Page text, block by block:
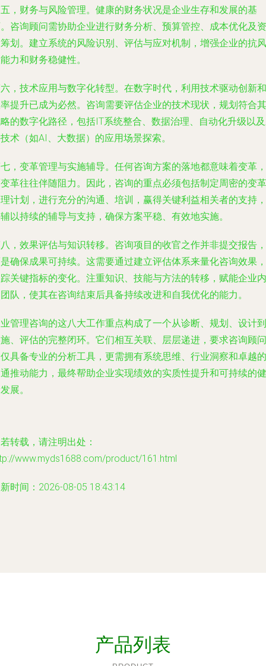
，财务与风险管理。健康的财务状况是企业生存和发展的基
咨询顾问需协助企业进行财务分析、预算管控、成本优化及资
划。建立系统的风险识别、评估与应对机制，增强企业的抗风
力和财务稳健性。
，技术应用与数字化转型。在数字时代，利用技术驱动创新和
提升已成为必然。咨询需要评估企业的技术现状，规划符合其
的数字化路径，包括IT系统整合、数据治理、自动化升级以
术（如AI、大数据）的应用场景探索。
，变革管理与实施辅导。任何咨询方案的落地都意味着变革，
革往往伴随阻力。因此，咨询的重点必须包括制定周密的变革
计划，进行充分的沟通、培训，赢得关键利益相关者的支持，
以持续的辅导与支持，确保方案平稳、有效地实施。
，效果评估与知识转移。咨询项目的收官之作并非提交报告，
确保成果可持续。这需要通过建立评估体系来量化咨询效果，
关键指标的变化。注重知识、技能与方法的转移，赋能企业内
队，使其在咨询结束后具备持续改进和自我优化的能力。
管理咨询的这八大工作重点构成了一个从诊断、规划、设计到
、评估的完整闭环。它们相互关联、层层递进，要求咨询顾问
具备专业的分析工具，更需拥有系统思维、行业洞察和卓越的
推动能力，最终帮助企业实现绩效的实质性提升和可持续的健
展。
转载，请注明出处：
www.myds1688.com/product/161.html
时间：2026-08-05 18:43:14
产品列表